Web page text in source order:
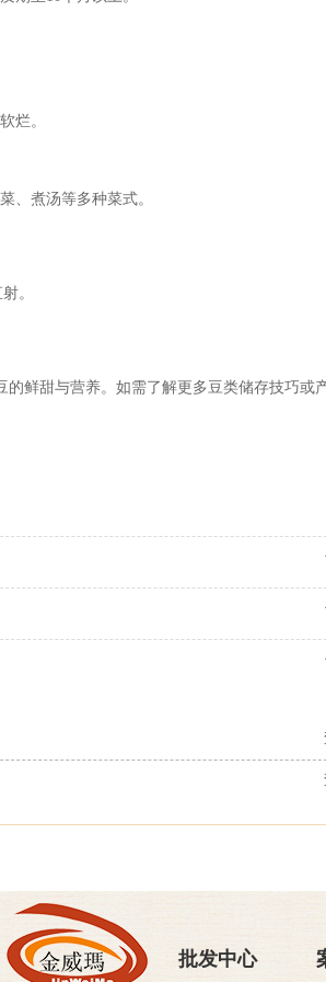
烂。
、煮汤等多种菜式。
。
鲜甜与营养。如需了解更多豆类储存技巧或
批发中心